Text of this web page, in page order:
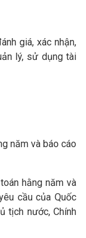
giá, xác nhận,
lý, sử dụng tài
năm và báo cáo
hằng năm và
cầu của Quốc
tịch nước, Chính